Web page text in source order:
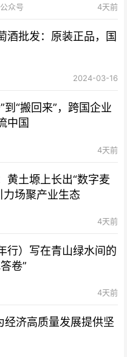
众号 4天前
酒批发：原装正品，国
2024-03-16
到“搬回来”，跨国企业
中国
4天前
黄土塬上长出“数字麦
力场聚产业生态
4天前
行）写在青山绿水间的
卷”
4天前
经济高质量发展提供坚